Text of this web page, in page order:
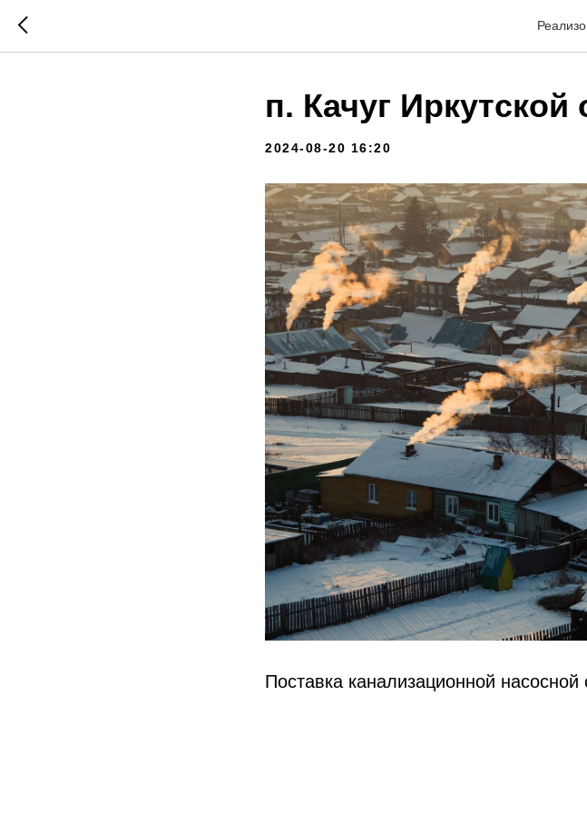
п. Качуг Иркутской
2024-08-20 16:20
Поставка канализационной насосной